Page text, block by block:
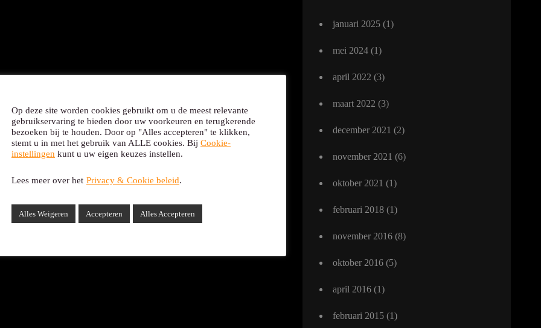
januari 2025(1)
mei 2024(1)
april 2022 (3)
maart 2022 (3)
december 2021 (2)
november 2021 (6)
oktober 2021 (1)
februari 2018(1)
november 2016(8)
oktober 2016(5)
april 2016(1)
februari 2015(1)
Op deze site worden cookies gebruikt om u de meest relevante
gebruikservaring te bieden door uw voorkeuren en terugkerende
bezoeken bij te houden. Door op "Alles accepteren" te klikken,
stemt u in met het gebruik van ALLE cookies. Bij Cookie-
instellingen kunt u uw eigen keuzes instellen.
Lees meer over het Privacy & Cookie beleid.
Alles Weigeren Accepteren Alles Accepteren